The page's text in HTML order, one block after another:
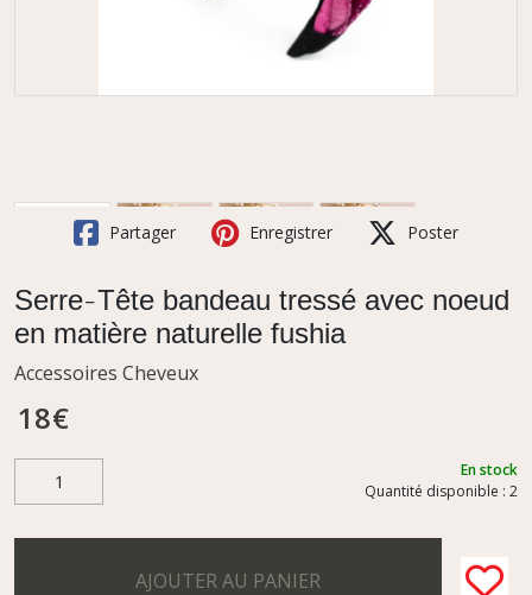
Partager Enregistrer Poster
Serre-Tête bandeau tressé avec noeud
en matière naturelle fushia
Accessoires Cheveux
18€
En stock
Quantité disponible : 2
AJOUTER AU PANIER